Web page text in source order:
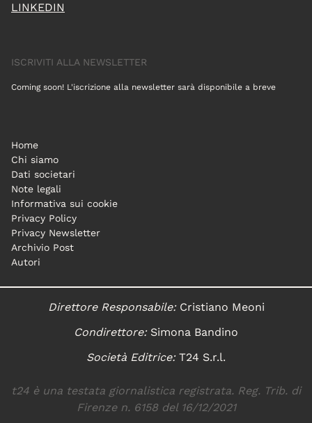
LINKEDIN
ISCRIVITI ALLA NEWSLETTER
Coming soon! L'iscrizione alla newsletter sarà disponibile a breve
Home
Chi siamo
Dati societari
Note legali
Informativa sui cookie
Privacy Policy
Privacy Newsletter
Archivio Post
Autori
Direttore Responsabile:Cristiano Meoni
Condirettore:Simona Bandino
Società Editrice:T24 S.r.l.
t24 è una testata giornalistica registrata. Reg. Trib. di
Firenze n. 6158 del 16/12/2021